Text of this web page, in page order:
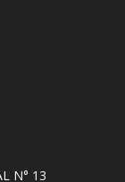
N° 13